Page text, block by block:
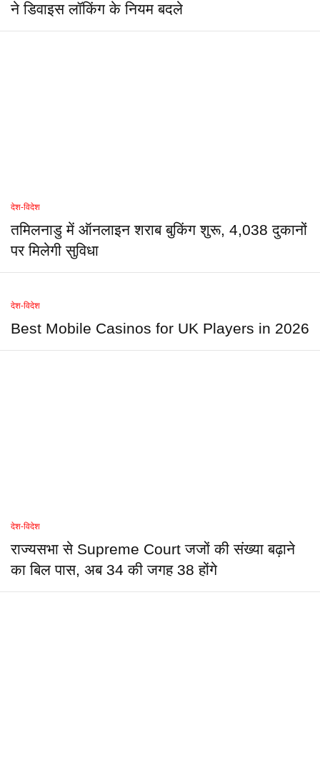
ने डिवाइस लॉकिंग के नियम बदले
देश-विदेश
तमिलनाडु में ऑनलाइन शराब बुकिंग शुरू, 4,038 दुकानों
पर मिलेगी सुविधा
देश-विदेश
Best Mobile Casinos for UK Players in 2026
देश-विदेश
राज्यसभा से Supreme Court जजों की संख्या बढ़ाने
का बिल पास, अब 34 की जगह 38 होंगे